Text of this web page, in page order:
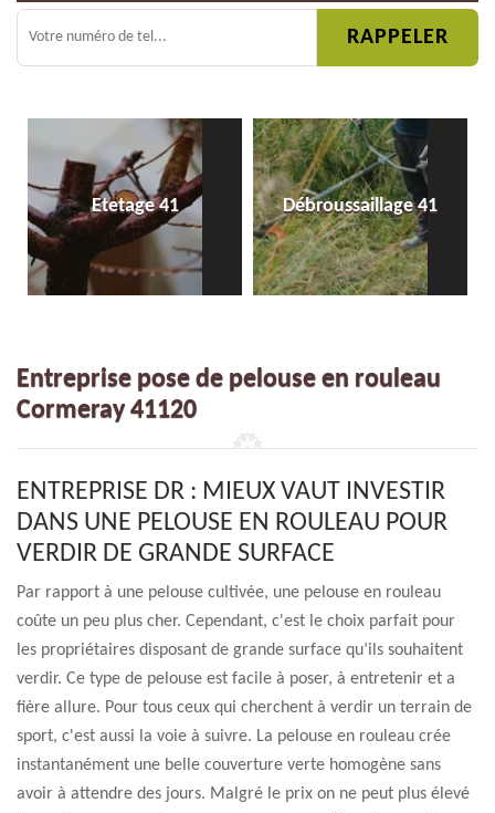
Etetage 41 Débroussaillage 41
Entreprise pose de pelouse en rouleau
Cormeray 41120
ENTREPRISE DR : MIEUX VAUT INVESTIR
DANS UNE PELOUSE EN ROULEAU POUR
VERDIR DE GRANDE SURFACE
Par rapport à une pelouse cultivée, une pelouse en rouleau
coûte un peu plus cher. Cependant, c'est le choix parfait pour
les propriétaires disposant de grande surface qu’ils souhaitent
verdir. Ce type de pelouse est facile à poser, à entretenir et a
fière allure. Pour tous ceux qui cherchent à verdir un terrain de
sport, c'est aussi la voie à suivre. La pelouse en rouleau crée
instantanément une belle couverture verte homogène sans
avoir à attendre des jours. Malgré le prix on ne peut plus élevé